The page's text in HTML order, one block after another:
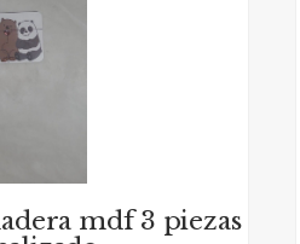
mdf 3 piezas